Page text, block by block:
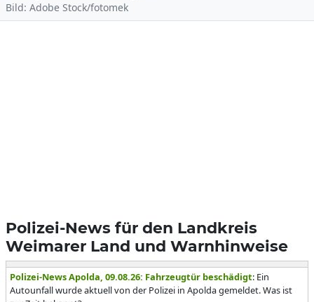
Bild: Adobe Stock/fotomek
Polizei-News für den Landkreis
Weimarer Land und Warnhinweise
Polizei-News Apolda, 09.08.26: Fahrzeugtür beschädigt: Ein
Autounfall wurde aktuell von der Polizei in Apolda gemeldet. Was ist